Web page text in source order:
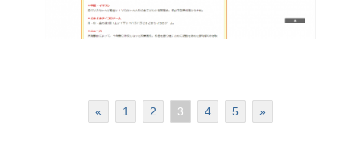
« 1 2 3 4 5 »